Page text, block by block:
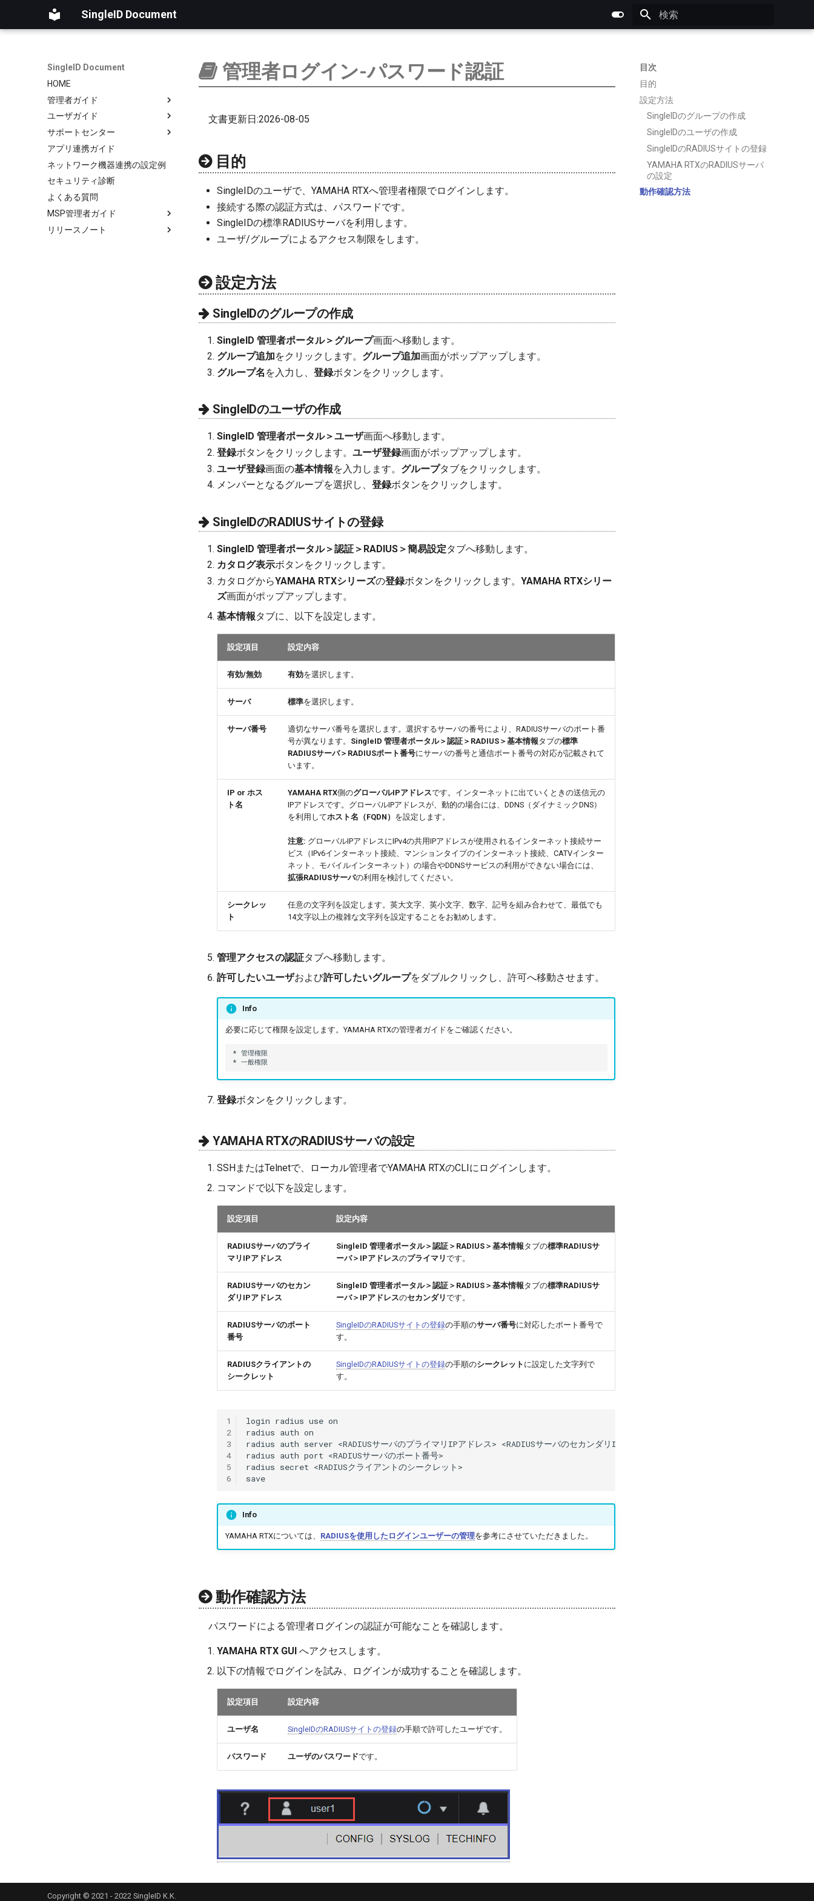
SingleID Document
SingleID Document
HOME
管理者ガイド
はじめに
ログ
RADIUS認証ログ
操作ログ
ユーザ
グループ
Microsoftクラウド連携
認証
LDAP
RADIUS
アプリ連携
アプリ一覧
セキュリティ診断
ユーザガイド
はじめに
アカウント
パスワード
オーセンティケーター
セッション
サポートセンター
はじめに
お客様向け
新しいチケットの作成
チケットの進捗状況の確認
チケットへのコメントの追加
MSP提供事業者向け
サポートフロー
新規チケット内容の確認
サポート担当者の割り当て
用語
チケットのステータス
アプリ連携ガイド
ネットワーク機器連携の設定例
セキュリティ診断
よくある質問
MSP管理者ガイド
はじめに
リリースノート
目次
目的
設定方法
SingleIDのグループの作成
SingleIDのユーザの作成
SingleIDのRADIUSサイトの登録
YAMAHA RTXのRADIUSサーバ
の設定
動作確認方法
管理者ログイン-パスワード認証
文書更新日:2026-08-05
目的
SingleIDのユーザで、YAMAHA RTXへ管理者権限でログインします。
接続する際の認証方式は、パスワードです。
SingleIDの標準RADIUSサーバを利用します。
ユーザ/グループによるアクセス制限をします。
設定方法
SingleIDのグループの作成
SingleID 管理者ポータル＞グループ画面へ移動します。
グループ追加をクリックします。 グループ追加画面がポップアップします。
グループ名 を入力し、 登録ボタンをクリックします。
SingleIDのユーザの作成
SingleID 管理者ポータル＞ユーザ画面へ移動します。
登録ボタンをクリックします。 ユーザ登録画面がポップアップします。
ユーザ登録画面の基本情報を入力します。 グループタブをクリックします。
メンバーとなるグループを選択し、 登録ボタンをクリックします。
SingleIDのRADIUSサイトの登録
SingleID 管理者ポータル＞認証＞RADIUS＞簡易設定タブへ移動します。
カタログ表示ボタンをクリックします。
カタログからYAMAHA RTXシリーズの登録ボタンをクリックします。 YAMAHA RTXシリー
ズ画面がポップアップします。
基本情報タブに、以下を設定します。
設定項目 設定内容
有効/無効 有効を選択します。
サーバ 標準を選択します。
サーバ番号
適切なサーバ番号を選択します。選択するサーバの番号により、RADIUSサーバのポート番
号が異なります。 SingleID 管理者ポータル＞認証＞RADIUS＞基本情報タブの標準
RADIUSサーバ＞RADIUSポート番号にサーバの番号と通信ポート番号の対応が記載されて
います。
IP or ホス
ト名
YAMAHA RTX側のグローバルIPアドレスです。インターネットに出ていくときの送信元の
IPアドレスです。グローバルIPアドレスが、動的の場合には、DDNS（ダイナミックDNS）
を利用してホスト名（FQDN） を設定します。
注意: グローバルIPアドレスにIPv4の共用IPアドレスが使用されるインターネット接続サー
ビス（IPv6インターネット接続、マンションタイプのインターネット接続、CATVインター
ネット、モバイルインターネット）の場合やDDNSサービスの利用ができない場合には、
拡張RADIUSサーバの利用を検討してください。
シークレッ
ト
任意の文字列を設定します。英大文字、英小文字、数字、記号を組み合わせて、最低でも
14文字以上の複雑な文字列を設定することをお勧めします。
管理アクセスの認証タブへ移動します。
許可したいユーザおよび許可したいグループをダブルクリックし、許可へ移動させます。
Info
必要に応じて権限を設定します。YAMAHA RTXの管理者ガイドをご確認ください。
* 管理権限
登録ボタンをクリックします。
YAMAHA RTXのRADIUSサーバの設定
SSHまたはTelnetで、ローカル管理者でYAMAHA RTXのCLIにログインします。
コマンドで以下を設定します。
設定項目 設定内容
RADIUSサーバのプライ
マリIPアドレス
SingleID 管理者ポータル＞認証＞RADIUS＞基本情報タブの標準RADIUSサ
ーバ＞IPアドレスのプライマリです。
RADIUSサーバのセカン
ダリIPアドレス
SingleID 管理者ポータル＞認証＞RADIUS＞基本情報タブの標準RADIUSサ
ーバ＞IPアドレスのセカンダリです。
RADIUSサーバのポート
番号
SingleIDのRADIUSサイトの登録の手順のサーバ番号に対応したポート番号で
す。
RADIUSクライアントの
シークレット
SingleIDのRADIUSサイトの登録の手順のシークレット に設定した文字列で
す。
1
2
3
4
5
6
login radius use on
radius auth on
radius auth server <RADIUSサーバのプライマリIPアドレス> <RADIUSサーバのセカンダリIPアドレス>
radius auth port <RADIUSサーバのポート番号>
radius secret <RADIUSクライアントのシークレット>
Info
YAMAHA RTXについては、 RADIUSを使用したログインユーザーの管理を参考にさせていただきました。
動作確認方法
パスワードによる管理者ログインの認証が可能なことを確認します。
YAMAHA RTX GUI へアクセスします。
以下の情報でログインを試み、ログインが成功することを確認します。
設定項目 設定内容
ユーザ名 SingleIDのRADIUSサイトの登録の手順で許可したユーザです。
パスワード ユーザのパスワードです。
Copyright © 2021 - 2022 SingleID K.K.